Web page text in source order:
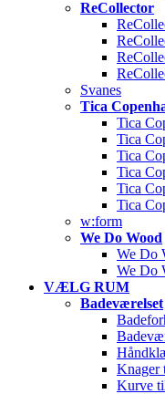
ReCollector
Svanes
Tica
Tica
Tica
Tica
Tica
Tica
Tica
w:form
We Do Wood
We Do
We Do
VÆLG RUM
Badeværelset
Knager
Kurve